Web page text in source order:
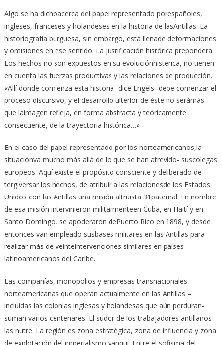
Algo se ha dichoacerca del papel representado porespañoles,
ingleses, franceses y holandeses en la historia de lasAntillas. La
historiografía burguesa, sin embargo, está llenade deformaciones
y omisiones en ese sentido. La justificación histórica prepondera.
Los hechos no son expuestos en su evoluciónhistérica, no tienen
en cuenta las fuerzas productivas y las relaciones de producción.
«Allí donde comienza esta historia -dice Engels- debe comenzar el
proceso discursivo, y el desarrollo ulterior de éste no serámás
que laimagen refleja, en forma abstracta y teóricamente
consecuente, de la trayectoria histórica…»
En el caso del papel representado por los norteamericanos,la
situaciónva mucho más allá de lo que se han atrevido- suscolegas
europeos. Aquí existe el propósito consciente y deliberado de
tergiversar los hechos, de atribuir a las relacionesde los Estados
Unidos con las Antillas una misión altruista 31paternal. En nombre
de esa misión intervinieron militarmenteen Cuba, en Haití y en
Santo Domingo, se apoderaron dePuerto Rico en 1898, y desde
entonces van empleado susbases militares en las Antillas para
realizar más de veinteintervenciones similares en países
latinoamericanos del Caribe.
Las compañías, monopolios y empresas transnacionales
norteamericanas que operan actualmente en las Antillas –
incluidas las colonias inglesas y holandesas que aún perduran-
suman varios centenares. El sudor de los trabajadores antillanos
las nutre. La región es zona estratégica, zona de influencia y zona
de explotación del imperialismo yanqui. Entre el sofisma del